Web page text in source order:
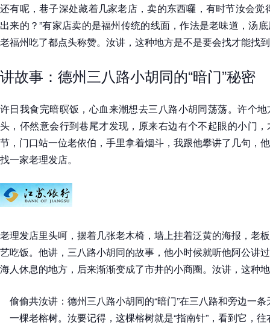
还有呢，巷子深处藏着几家老店，卖的东西囉，有时节汝会觉
出来的？”有家店卖的是福州传统的线面，作法是老味道，汤
老福州吃了都点头称赞。汝讲，这种地方是不是要会找才能找
讲故事：德州三八路小胡同的“暗门”秘密
许日我食完暗暝饭，心血来潮想去三八路小胡同荡荡。许个
头，伓然意会行到巷尾才发现，原来右边有个不起眼的小门
节，门口站一位老依伯，手里拿着烟斗，我跟他攀讲了几句，
找一家老理发店。
老理发店里头呵，摆着几张老木椅，墙上挂着泛黄的海报，老
艺吃饭。他讲，三八路小胡同的故事，他小时候就听他阿公讲
海人休息的地方，后来渐渐变成了市井的小商圈。汝讲，这种
偷偷共汝讲：德州三八路小胡同的“暗门”在三八路和旁边一
一棵老榕树。汝要记得，这棵榕树就是“指南针”，看到它，